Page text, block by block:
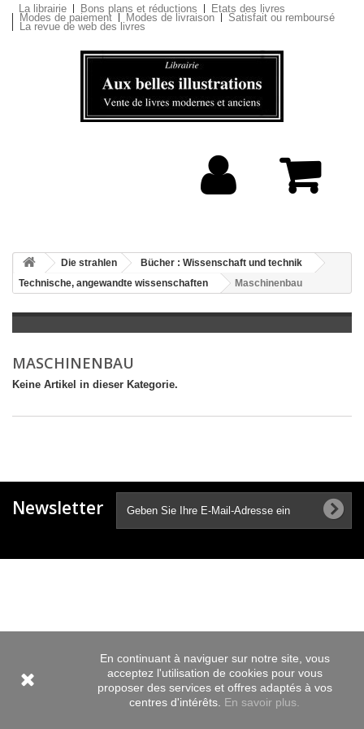
La librairie Bons plans et réductions Etats des livres
Modes de paiement Modes de livraison Satisfait ou remboursé
La revue de web des livres
Die strahlen
Bücher : Wissenschaft und technik
Technische, angewandte wissenschaften
Maschinenbau
MASCHINENBAU
Keine Artikel in dieser Kategorie.
Newsletter
En continuant à naviguer sur notre site, vous
acceptez l'utilisation de cookies pour vous
proposer des services et offres adaptés à vos
centres d'intérêts. En savoir plus.